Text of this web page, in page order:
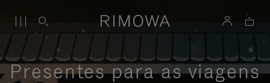
Presentes para as viagens